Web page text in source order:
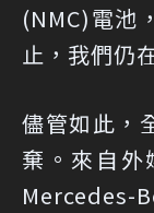
(NMC)電池
止，我們仍
儘管如此，
棄。 來自外
Mercedes-